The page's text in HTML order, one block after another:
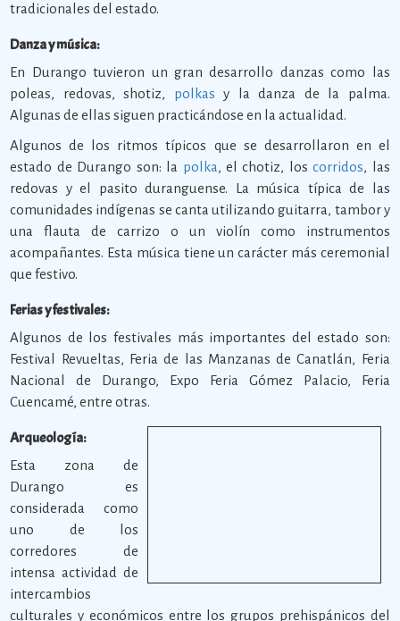
tradicionales del estado.
Danza y música:
En Durango tuvieron un gran desarrollo danzas como las
poleas, redovas, shotiz, polkas y la danza de la palma.
Algunas de ellas siguen practicándose en la actualidad.
Algunos de los ritmos típicos que se desarrollaron en el
estado de Durango son: la polka, el chotiz, loscorridos, las
redovas y el pasito duranguense. La música típica de las
comunidades indígenas se canta utilizando guitarra, tambor y
una flauta de carrizo o un violín como instrumentos
acompañantes. Esta música tiene un carácter más ceremonial
que festivo.
Ferias y festivales:
Algunos de los festivales más importantes del estado son:
Festival Revueltas, Feria de las Manzanas de Canatlán, Feria
Nacional de Durango, Expo Feria Gómez Palacio, Feria
Cuencamé, entre otras.
Arqueología:
Esta zona de
Durango es
considerada como
uno de los
corredores de
intensa actividad de
intercambios
culturales y económicos entre los grupos prehispánicos del